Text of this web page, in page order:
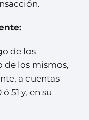
de los
de los mismos,
a cuentas
51 y, en su